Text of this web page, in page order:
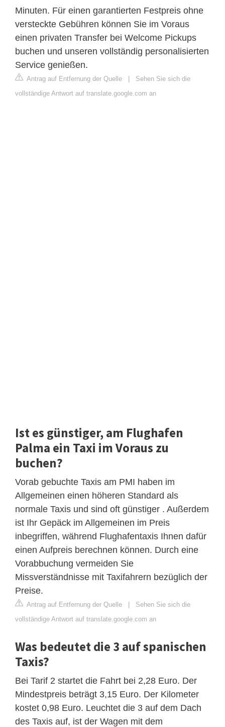
Minuten. Für einen garantierten Festpreis ohne
versteckte Gebühren können Sie im Voraus
einen privaten Transfer bei Welcome Pickups
buchen und unseren vollständig personalisierten
Service genießen.
Antrag auf Entfernung der Quelle | Sehen Sie sich die
vollständige Antwort auf translate.google.com an
Ist es günstiger, am Flughafen
Palma ein Taxi im Voraus zu
buchen?
Vorab gebuchte Taxis am PMI haben im
Allgemeinen einen höheren Standard als
normale Taxis und sind oft günstiger . Außerdem
ist Ihr Gepäck im Allgemeinen im Preis
inbegriffen, während Flughafentaxis Ihnen dafür
einen Aufpreis berechnen können. Durch eine
Vorabbuchung vermeiden Sie
Missverständnisse mit Taxifahrern bezüglich der
Preise.
Antrag auf Entfernung der Quelle | Sehen Sie sich die
vollständige Antwort auf translate.google.com an
Was bedeutet die 3 auf spanischen
Taxis?
Bei Tarif 2 startet die Fahrt bei 2,28 Euro. Der
Mindestpreis beträgt 3,15 Euro. Der Kilometer
kostet 0,98 Euro. Leuchtet die 3 auf dem Dach
des Taxis auf, ist der Wagen mit dem